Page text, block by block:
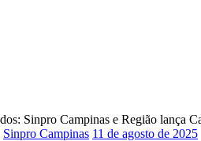
Sinpro Campinas 11 de agosto de 2025